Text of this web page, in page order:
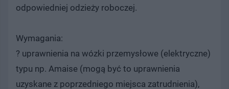
odpowiedniej odzieży roboczej.
Wymagania:
? uprawnienia na wózki przemysłowe (elektryczne)
typu np. Amaise (mogą być to uprawnienia
uzyskane z poprzedniego miejsca zatrudnienia),